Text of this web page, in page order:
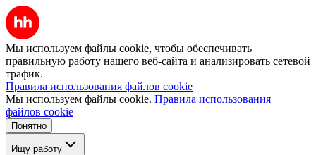
Мы используем файлы cookie, чтобы обеспечивать
правильную работу нашего веб-сайта и анализировать сетевой
трафик.
Правила использования файлов cookie
Мы используем файлы cookie. Правила использования
файлов cookie
Понятно
Ищу работу